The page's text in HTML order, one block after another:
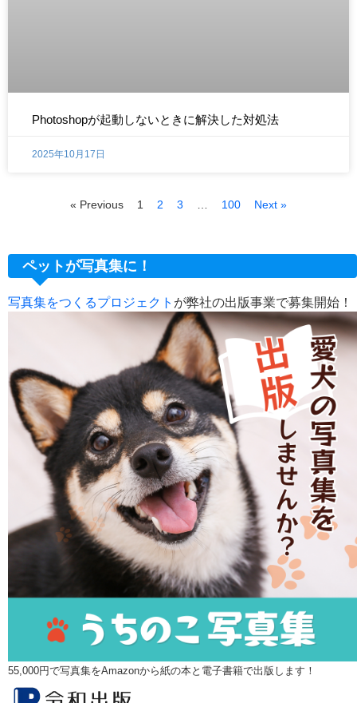
Photoshopが起動しないときに解決した対処法
2025年10月17日
« Previous 1 2 3 100 Next »
ペットが写真集に！
写真集をつくるプロジェクト が弊社の出版事業で募集開始！
55,000円で写真集をAmazonから紙の本と電子書籍で出版します！